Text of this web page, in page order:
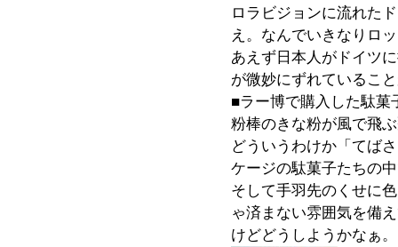
ロラビジョンに流れた
え。なんでいきなりロ
あえず日本人がドイツ
が微妙にずれているこ
■ラー博で購入した駄菓
粉棒のきな粉が風で飛
どういうわけか「てば
ケージの駄菓子たちの
そして手羽先のくせに
ゃ済まない雰囲気を備
けどどうしようかなぁ。